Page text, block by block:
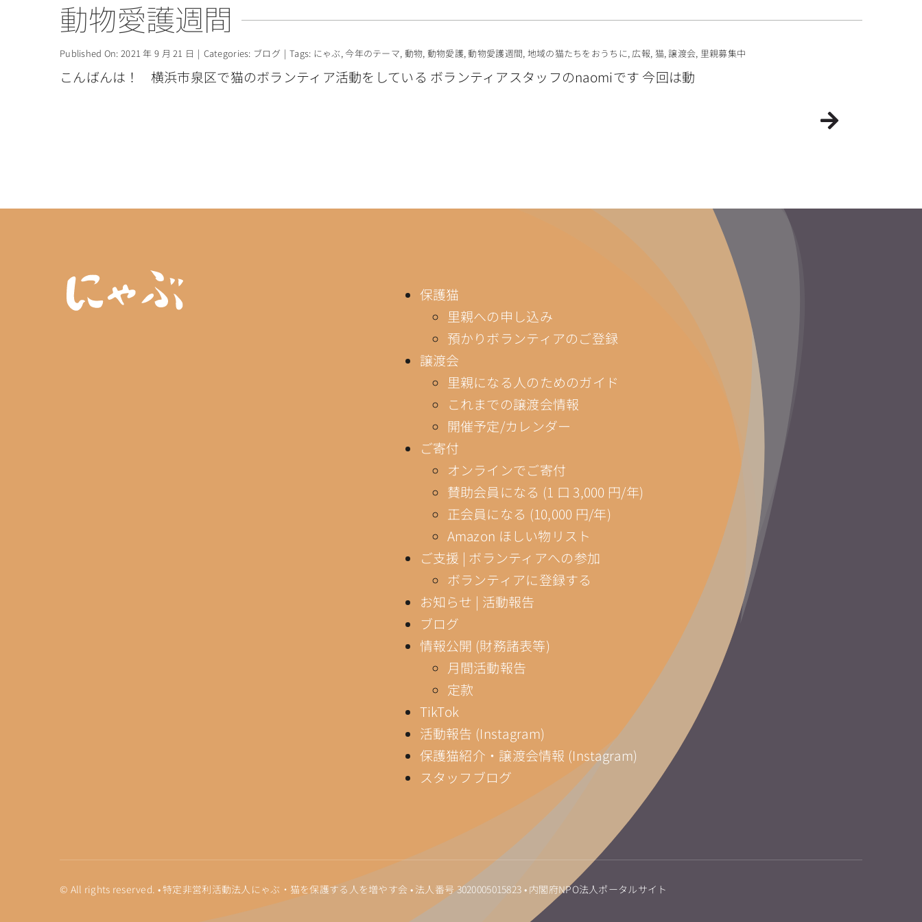
動物愛護週間
Published On: 2021 年 9 月 21 日 | Categories: ブログ | Tags: にゃぶ,今年のテーマ, 動物, 動物愛護,動物愛護週間, 地域の猫たちをおうちに, 広報, 猫,譲渡会, 里親募集中
こんばんは！ 横浜市泉区で猫のボランティア活動をしている ボランティアスタッフのnaomiです 今回は動
保護猫
里親への申し込み
預かりボランティアのご登録
譲渡会
里親になる人のためのガイド
これまでの譲渡会情報
開催予定/カレンダー
ご寄付
オンラインでご寄付
賛助会員になる (1 口 3,000 円/年)
正会員になる (10,000 円/年)
Amazon ほしい物リスト
ご支援 | ボランティアへの参加
ボランティアに登録する
お知らせ | 活動報告
ブログ
情報公開 (財務諸表等)
月間活動報告
定款
TikTok
活動報告 (Instagram)
保護猫紹介・譲渡会情報 (Instagram)
スタッフブログ
© All rights reserved. • 特定非営利活動法人にゃぶ・猫を保護する人を増やす会 • 法人番号3020005015823 • 内閣府NPO法人ポータルサイト